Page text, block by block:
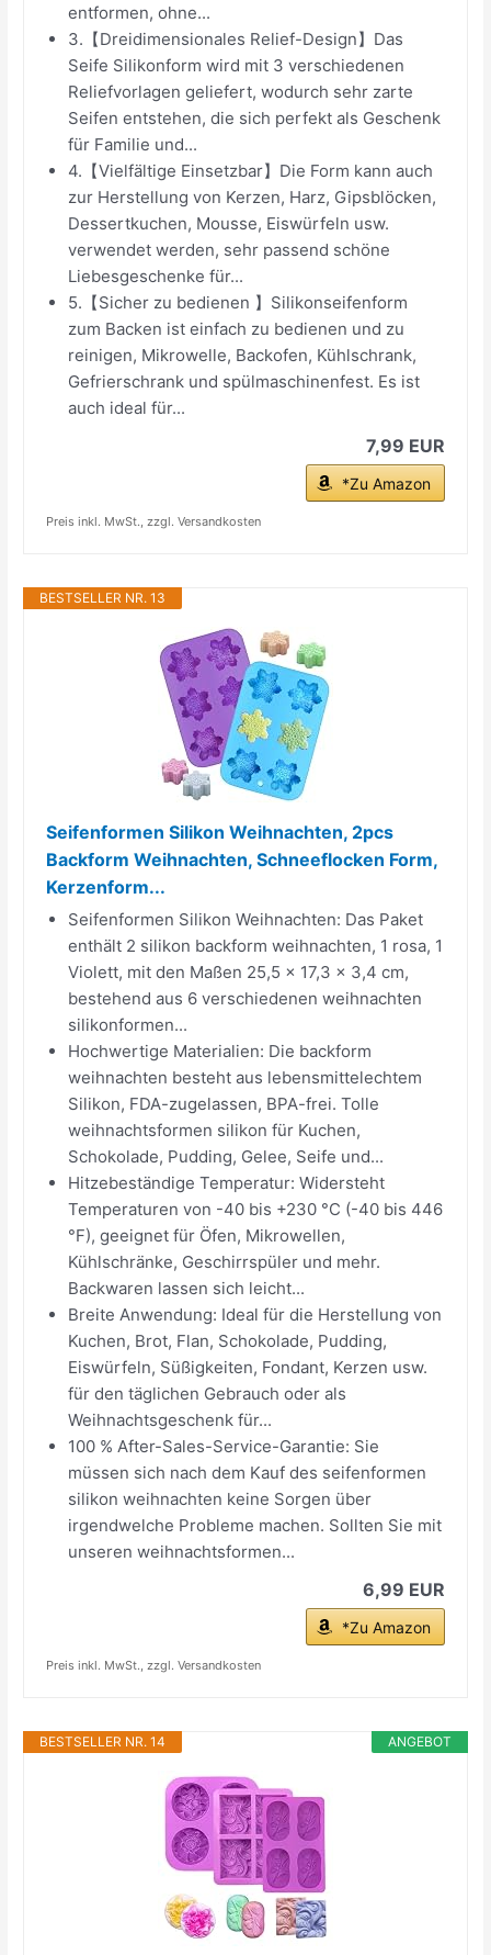
entformen, ohne...
3.【Dreidimensionales Relief-Design】Das
Seife Silikonform wird mit 3 verschiedenen
Reliefvorlagen geliefert, wodurch sehr zarte
Seifen entstehen, die sich perfekt als Geschenk
für Familie und...
4.【Vielfältige Einsetzbar】Die Form kann auch
zur Herstellung von Kerzen, Harz, Gipsblöcken,
Dessertkuchen, Mousse, Eiswürfeln usw.
verwendet werden, sehr passend schöne
Liebesgeschenke für...
5.【Sicher zu bedienen 】Silikonseifenform
zum Backen ist einfach zu bedienen und zu
reinigen, Mikrowelle, Backofen, Kühlschrank,
Gefrierschrank und spülmaschinenfest. Es ist
auch ideal für...
7,99 EUR
*Zu Amazon
Preis inkl. MwSt., zzgl. Versandkosten
BESTSELLER NR. 13
Seifenformen Silikon Weihnachten, 2pcs
Backform Weihnachten, Schneeflocken Form,
Kerzenform...
Seifenformen Silikon Weihnachten: Das Paket
enthält 2 silikon backform weihnachten, 1 rosa, 1
Violett, mit den Maßen 25,5 x 17,3 x 3,4 cm,
bestehend aus 6 verschiedenen weihnachten
silikonformen...
Hochwertige Materialien: Die backform
weihnachten besteht aus lebensmittelechtem
Silikon, FDA-zugelassen, BPA-frei. Tolle
weihnachtsformen silikon für Kuchen,
Schokolade, Pudding, Gelee, Seife und...
Hitzebeständige Temperatur: Widersteht
Temperaturen von -40 bis +230 °C (-40 bis 446
°F), geeignet für Öfen, Mikrowellen,
Kühlschränke, Geschirrspüler und mehr.
Backwaren lassen sich leicht...
Breite Anwendung: Ideal für die Herstellung von
Kuchen, Brot, Flan, Schokolade, Pudding,
Eiswürfeln, Süßigkeiten, Fondant, Kerzen usw.
für den täglichen Gebrauch oder als
Weihnachtsgeschenk für...
100 % After-Sales-Service-Garantie: Sie
müssen sich nach dem Kauf des seifenformen
silikon weihnachten keine Sorgen über
irgendwelche Probleme machen. Sollten Sie mit
unseren weihnachtsformen...
6,99 EUR
*Zu Amazon
Preis inkl. MwSt., zzgl. Versandkosten
ANGEBOT
BESTSELLER NR. 14